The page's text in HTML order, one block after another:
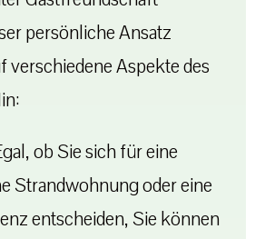
persönliche Ansatz
verschiedene Aspekte des
ob Sie sich für eine
Strandwohnung oder eine
entscheiden, Sie können